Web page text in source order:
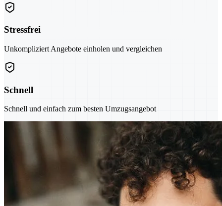
Stressfrei
Unkompliziert Angebote einholen und vergleichen
Schnell
Schnell und einfach zum besten Umzugsangebot